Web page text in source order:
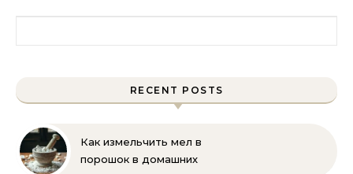
RECENT POSTS
Как измельчить мел в
порошок в домашних